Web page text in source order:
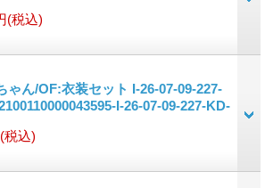
(税込)
ゃん/OF:衣装セット I-26-07-09-227-
I-26-07-09-227-KD-
(税込)